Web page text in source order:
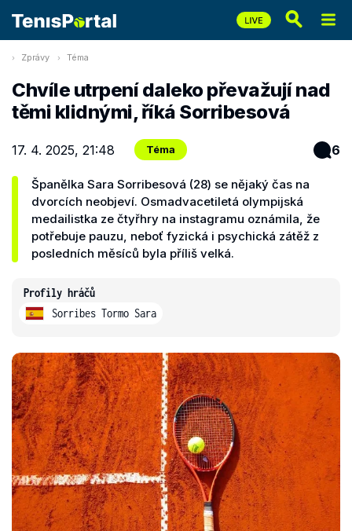
Zprávy Téma
Chvíle utrpení daleko převažují nad
těmi klidnými, říká Sorribesová
17. 4. 2025, 21:48 Téma 6
Španělka Sara Sorribesová (28) se nějaký čas na
dvorcích neobjeví. Osmadvacetiletá olympijská
medailistka ze čtyřhry na instagramu oznámila, že
potřebuje pauzu, neboť fyzická i psychická zátěž z
posledních měsíců byla příliš velká.
Profily hráčů
Sorribes Tormo Sara